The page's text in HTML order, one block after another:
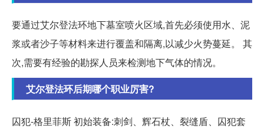
要通过艾尔登法环地下墓室喷火区域,首先必须使用水、泥
浆或者沙子等材料来进行覆盖和隔离,以减少火势蔓延。 其
次,需要有经验的勘探人员来检测地下气体的情况。
艾尔登法环后期哪个职业厉害?
囚犯-格里菲斯 初始装备:刺剑、辉石杖、裂缝盾、囚犯套